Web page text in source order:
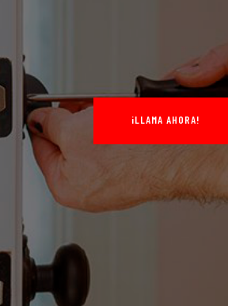
¡LLAMA AHORA!